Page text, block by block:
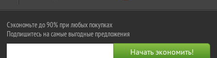
Сэкономьте до 90% при любых покупках
Подпишитесь на самые выгодные предложения